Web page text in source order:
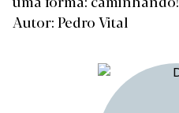
Autor: Pedro Vital